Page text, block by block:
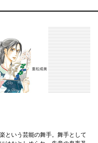
という芸能の舞手。舞手として